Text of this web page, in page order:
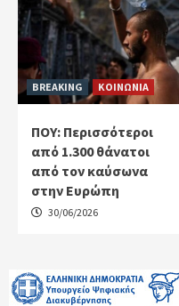
BREAKING ΚΟΙΝΩΝΙΑ
ΠΟΥ: Περισσότεροι
από 1.300 θάνατοι
από τον καύσωνα
στην Ευρώπη
30/06/2026